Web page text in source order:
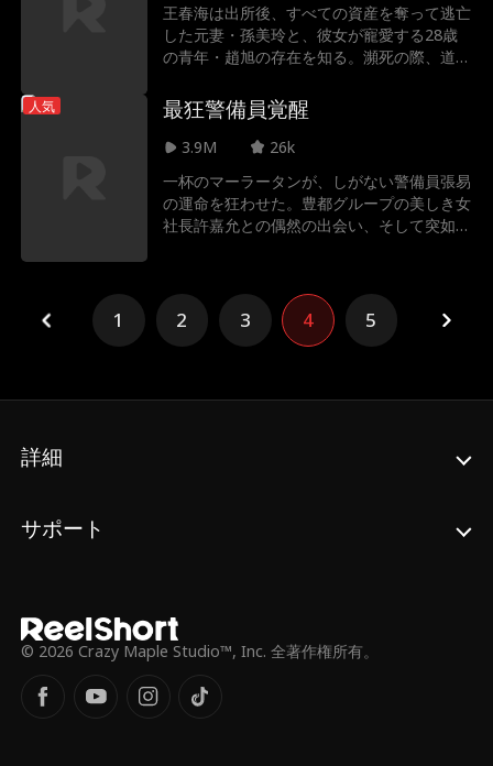
王春海は出所後、すべての資産を奪って逃亡
した元妻・孫美玲と、彼女が寵愛する28歳
の青年・趙旭の存在を知る。瀕死の際、道士
ム」を発動。女性に貢げば10倍のリターン
が得られる能力を得た。その後、同窓会など
の場で、孫美玲と趙旭、そして自分を嘲笑い
し、屈辱の底へと突き落とした。やがて黄小
芳、洛伊、劉紗紗、任瑶瑶――四人の女性た
ちの心を射止め、すべてを塗り替える大逆転
人気 最狂警備員覚醒
3.9M
26k
一杯のマーラータンが、しがない警備員張易
の運命を狂わせた。豊都グループの美しき女
社長許嘉允との偶然の出会い、そして突如見
絶大な力だった。巨大な権力を握る林家、そ
して許家……奴らが裏で何を企んでいようと
関係ない。家柄？背景？文句があるならこの
1 2 3 4 5
詳細
サポート
© 2026 Crazy Maple Studio™, Inc. 全著作権所有。